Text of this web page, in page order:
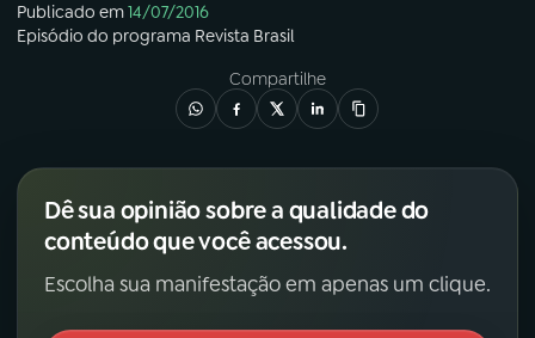
Publicado em14/07/2016
Episódio do programa Revista Brasil
Compartilhe
Dê sua opinião sobre a qualidade do
conteúdo que você acessou.
Escolha sua manifestação em apenas um clique.